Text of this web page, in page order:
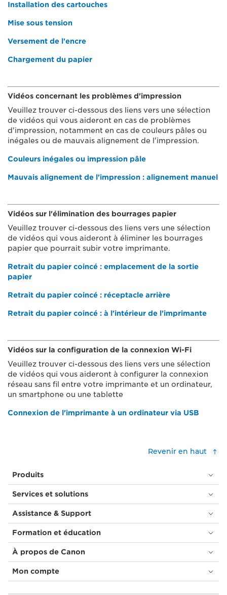
Installation des cartouches
Mise sous tension
Versement de l'encre
Chargement du papier
Vidéos concernant les problèmes d'impression
Veuillez trouver ci-dessous des liens vers une sélection
de vidéos qui vous aideront en cas de problèmes
d'impression, notamment en cas de couleurs pâles ou
inégales ou de mauvais alignement de l'impression.
Couleurs inégales ou impression pâle
Mauvais alignement de l'impression : alignement manuel
Vidéos sur l'élimination des bourrages papier
Veuillez trouver ci-dessous des liens vers une sélection
de vidéos qui vous aideront à éliminer les bourrages
papier que pourrait subir votre imprimante.
Retrait du papier coincé : emplacement de la sortie
papier
Retrait du papier coincé : réceptacle arrière
Retrait du papier coincé : à l'intérieur de l'imprimante
Vidéos sur la configuration de la connexion Wi-Fi
Veuillez trouver ci-dessous des liens vers une sélection
de vidéos qui vous aideront à configurer la connexion
réseau sans fil entre votre imprimante et un ordinateur,
un smartphone ou une tablette
Connexion de l'imprimante à un ordinateur via USB
Revenir en haut
Produits
Services et solutions
Assistance & Support
Formation et éducation
À propos de Canon
Mon compte